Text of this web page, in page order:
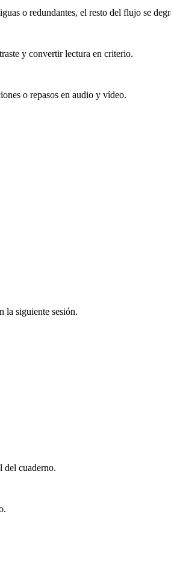
o redundantes, el resto del flujo se
y convertir lectura en criterio.
o repasos en audio y vídeo.
la siguiente sesión.
del cuaderno.